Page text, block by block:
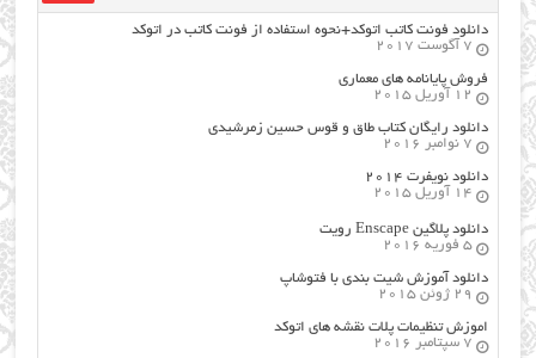
دانلود فونت کاتب اتوکد+نحوه استفاده از فونت کاتب در اتوکد
7 آگوست 2017
فروش پایانامه های معماری
12 آوریل 2015
دانلود رایگان کتاب طاق و قوس حسین زمرشیدی
7 نوامبر 2016
دانلود نویفرت ۲۰۱۴
14 آوریل 2015
دانلود پلاگین Enscape رویت
5 فوریه 2016
دانلود آموزش شیت بندی با فتوشاپ
29 ژوئن 2015
اموزش تنظیمات پلات نقشه های اتوکد
7 سپتامبر 2016